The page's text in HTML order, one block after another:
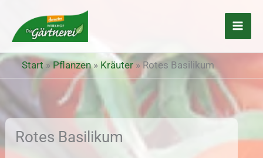
Inhalt
springen
Start»Pflanzen» Kräuter»Rotes Basilikum
Rotes Basilikum